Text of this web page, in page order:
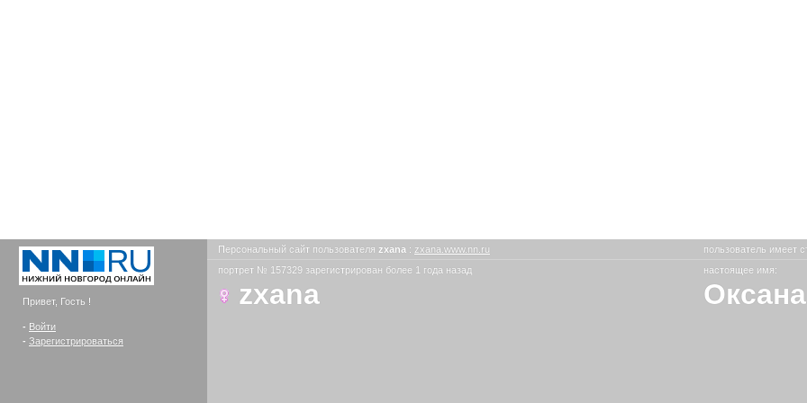
Привет, Гость !
- Войти
- Зарегистрироваться
Персональный сайт пользователя zxana : zxana.www.nn.ru пользователь имеет
портрет № 157329 зарегистрирован более 1 года назад
zxana
настоящее имя:
Оксана